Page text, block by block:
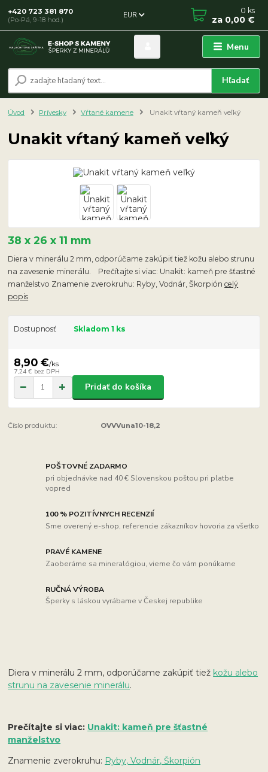
Menu
EUR
Hľadať
+420 723 381 870
(Po-Pá, 9-18 hod.)
0 ks
za 0,00 €
Úvod Prívesky Vŕtané kamene Unakit vŕtaný kameň veľký
Unakit vŕtaný kameň veľký
38 x 26 x 11 mm
Diera v minerálu 2 mm, odporúčame zakúpiť tiež kožu alebo strunu
na zavesenie minerálu. Prečítajte si viac: Unakit: kameň pre šťastné
manželstvo Znamenie zverokruhu: Ryby, Vodnár, Škorpióncelý
popis
Dostupnosť Skladom 1 ks
8,90 €/ks
7,24 € bez DPH
Pridať do košíka
Číslo produktu: OVVVuna10-18,2
POŠTOVNÉ ZADARMO
pri objednávke nad 40 € Slovenskou poštou pri platbe
vopred
100 % POZITÍVNYCH RECENZIÍ
Sme overený e-shop, referencie zákazníkov hovoria za všetko
PRAVÉ KAMENE
Zaoberáme sa mineralógiou, vieme čo vám ponúkame
RUČNÁ VÝROBA
Šperky s láskou vyrábame v Českej republike
Diera v minerálu 2 mm, odporúčame zakúpiť tiež kožu alebo
strunu na zavesenie minerálu.
Prečítajte si viac: Unakit: kameň pre šťastné
manželstvo
Znamenie zverokruhu: Ryby, Vodnár, Škorpión